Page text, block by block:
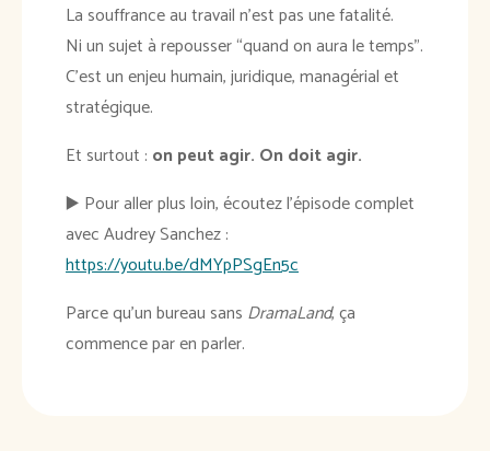
La souffrance au travail n’est pas une fatalité.
Ni un sujet à repousser “quand on aura le temps”.
C’est un enjeu humain, juridique, managérial et
stratégique.
Et surtout : on peut agir. On doit agir.
▶️ Pour aller plus loin, écoutez l’épisode complet
avec Audrey Sanchez :
https://youtu.be/dMYpPSgEn5c
Parce qu’un bureau sans DramaLand, ça
commence par en parler.